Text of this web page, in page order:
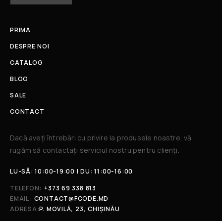
PRIMA
DESPRE NOI
CATALOG
BLOG
SALE
CONTACT
Dacă aveți întrebări cu privire la produsele noastre, vă
rugăm să contactați serviciul nostru pentru clienți.​
LU-SÂ: 10:00-19:00 | DU: 11:00-16:00
TELEFON: +373 69 338 813
EMAIL: CONTACT@FCODE.MD
ADRESA:P. MOVILĂ, 23, CHIȘINĂU